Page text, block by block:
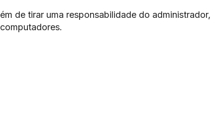
de tirar uma responsabilidade do administrador,